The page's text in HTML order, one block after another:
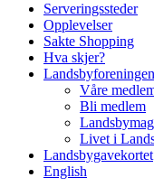
Serveringssteder
Opplevelser
Sakte Shopping
Hva skjer?
Landsbyforeningen
Våre
Bli medlem
Livet i
Landsbygavekortet
English